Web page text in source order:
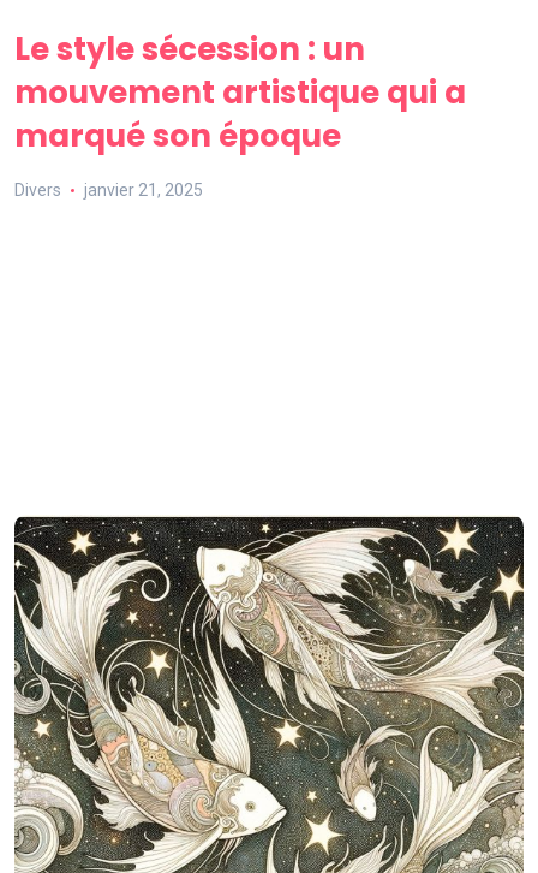
Le style sécession : un
mouvement artistique qui a
marqué son époque
Divers janvier 21, 2025